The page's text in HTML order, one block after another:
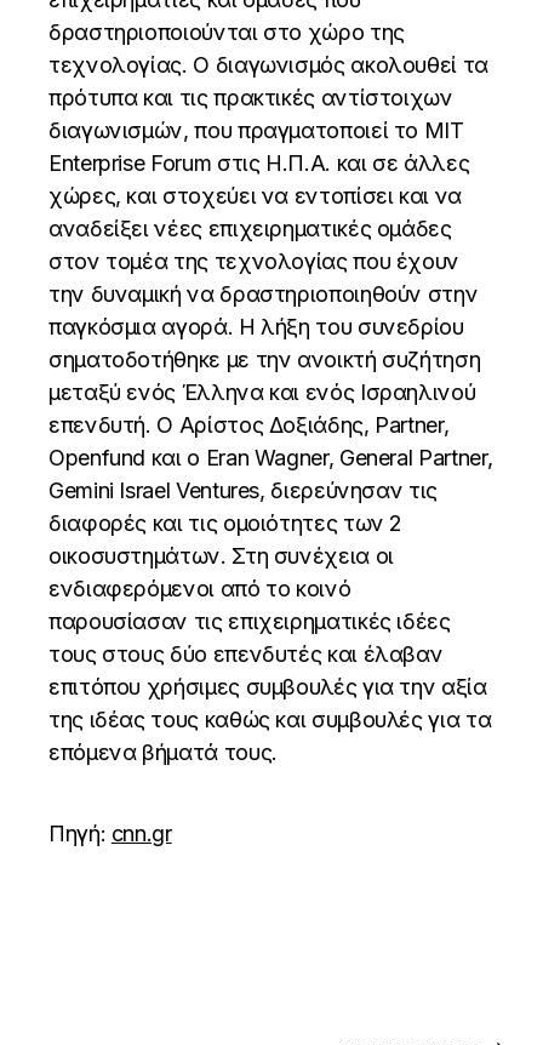
δραστηριοποιούνται στο χώρο της
τεχνολογίας. Ο διαγωνισμός ακολουθεί τα
πρότυπα και τις πρακτικές αντίστοιχων
διαγωνισμών, που πραγματοποιεί το MIT
Enterprise Forum στις Η.Π.Α. και σε άλλες
χώρες, και στοχεύει να εντοπίσει και να
αναδείξει νέες επιχειρηματικές ομάδες
στον τομέα της τεχνολογίας που έχουν
την δυναμική να δραστηριοποιηθούν στην
παγκόσμια αγορά. Η λήξη του συνεδρίου
σηματοδοτήθηκε με την ανοικτή συζήτηση
μεταξύ ενός Έλληνα και ενός Ισραηλινού
επενδυτή. Ο Αρίστος Δοξιάδης, Partner,
Openfund και ο Eran Wagner, General Partner,
Gemini Israel Ventures, διερεύνησαν τις
διαφορές και τις ομοιότητες των 2
οικοσυστημάτων. Στη συνέχεια οι
ενδιαφερόμενοι από το κοινό
παρουσίασαν τις επιχειρηματικές ιδέες
τους στους δύο επενδυτές και έλαβαν
επιτόπου χρήσιμες συμβουλές για την αξία
της ιδέας τους καθώς και συμβουλές για τα
επόμενα βήματά τους.
Πηγή: cnn.gr